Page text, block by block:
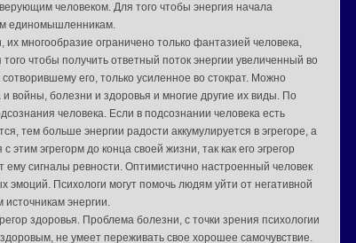
человеком. Для того чтобы энергия начала
единомышленникам.
многообразие ограничено только фантазией человека,
чтобы получить ответный поток энергии увеличенный во
его, только усиленное во стократ. Можно
войны, болезни и здоровья и многие другие их виды. По
человека. Если в подсознании человека есть
тем больше энергии радости аккумулируется в эгрегоре, а
этим эгрегорм до конца своей жизни, так как его эгрегор
ему сигналы ревности. Оптимистично настроенный человек
Психологи могут помочь людям уйти от негативной
источникам энергии.
здоровья. Проблема болезни, с точки зрения психологии
не умеет переживать свое хорошее самочувствие.